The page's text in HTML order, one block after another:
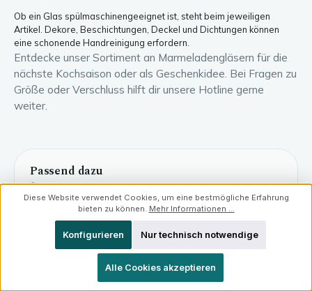
Ob ein Glas spülmaschinengeeignet ist, steht beim jeweiligen
Artikel. Dekore, Beschichtungen, Deckel und Dichtungen können
eine schonende Handreinigung erfordern.
Entdecke unser Sortiment an Marmeladengläsern für die
nächste Kochsaison oder als Geschenkidee. Bei Fragen zu
Größe oder Verschluss hilft dir unsere Hotline gerne
weiter.
Passend dazu
Ähnliche Kategorien und passendes Glaswissen.
Gläser für Gastgeschenke
Diese Website verwendet Cookies, um eine bestmögliche Erfahrung
bieten zu können. Mehr Informationen ...
Nur technisch notwendige
Konfigurieren
Alle Cookies akzeptieren